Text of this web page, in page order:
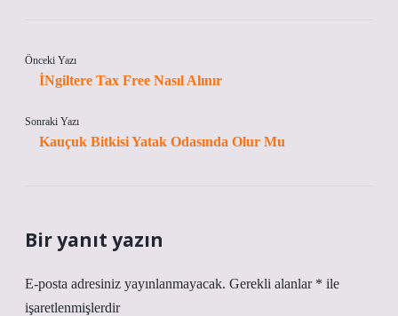
Önceki Yazı
İNgiltere Tax Free Nasıl Alınır
Sonraki Yazı
Kauçuk Bitkisi Yatak Odasında Olur Mu
Bir yanıt yazın
E-posta adresiniz yayınlanmayacak. Gerekli alanlar * ile
işaretlenmişlerdir